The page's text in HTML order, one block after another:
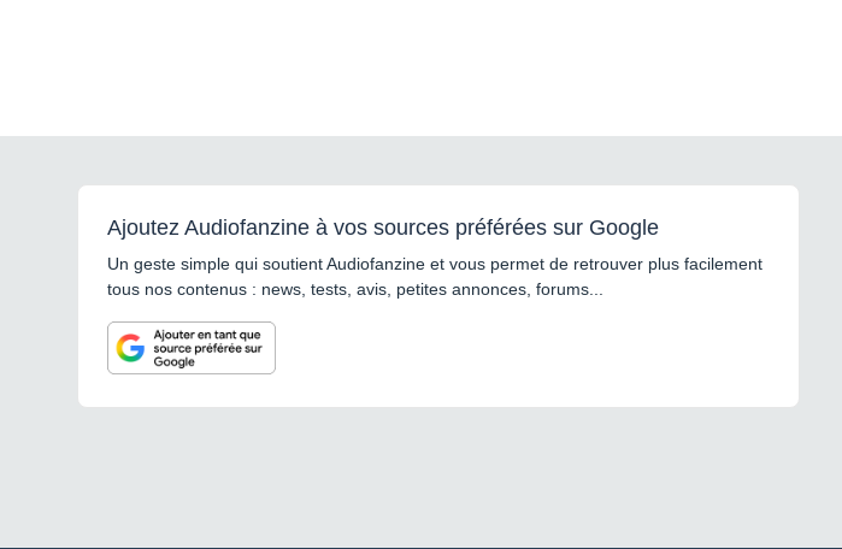
Ajoutez Audiofanzine à vos sources préférées sur Google
Un geste simple qui soutient Audiofanzine et vous permet de retrouver plus facilement
tous nos contenus : news, tests, avis, petites annonces, forums...